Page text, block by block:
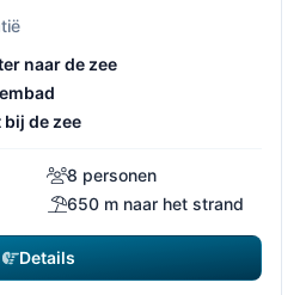
naar de zee
de zee
8 personen
650 m naar het strand
Details